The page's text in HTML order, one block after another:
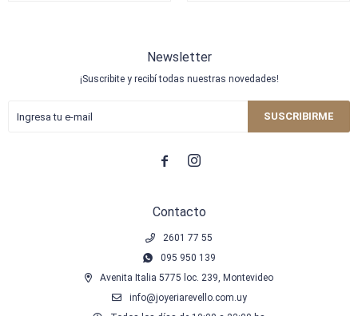
Contacto
2601 77 55
095 950 139
Avenita Italia 5775 loc. 239, Montevideo
info@joyeriarevello.com.uy
Newsletter
¡Suscribite y recibí todas nuestras novedades!
SUSCRIBIRME
 